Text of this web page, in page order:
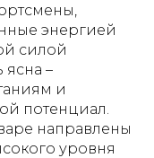
энергией
силой
ясна –
и
потенциал.
направлены
уровня